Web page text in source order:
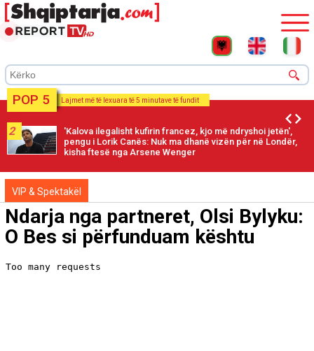
POP 5 Lajmet më të lexuara të 5 minutave të fundit
2
'Kalova ilegalisht kufirin francez, kjo më ndryshoi jetën',
pengu i Lorik Canës: Nuk ma dhanë vizën për në Londër,
kisha ftesë nga Arsene Wenger
VIP & Spektakël
Ndarja nga partneret, Olsi Bylyku:
O Bes si përfunduam kështu